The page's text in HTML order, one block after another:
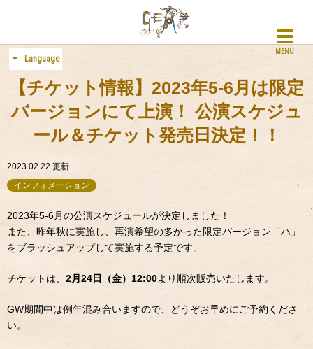
MENU
Language
【チケット情報】2023年5-6月は限定
バージョンにて上演！ 公演スケジュ
ール＆チケット発売日決定！！
2023.02.22 更新
インフォメーション
2023年5-6月の公演スケジュールが決定しました！
また、昨年秋に実施し、再演希望の多かった限定バージョン「ハ」
をブラッシュアップして実施する予定です。
チケットは、 2月24日（金）12:00より順次販売いたします。
GW期間中は例年混み合いますので、どうぞお早めにご予約くださ
い。